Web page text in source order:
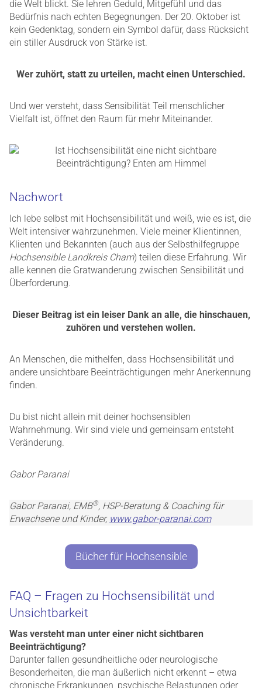
die Welt blickt. Sie lehren Geduld, Mitgefühl und das
Bedürfnis nach echten Begegnungen. Der 20. Oktober ist
kein Gedenktag, sondern ein Symbol dafür, dass Rücksicht
ein stiller Ausdruck von Stärke ist.
Wer zuhört, statt zu urteilen, macht einen Unterschied.
Und wer versteht, dass Sensibilität Teil menschlicher
Vielfalt ist, öffnet den Raum für mehr Miteinander.
Nachwort
Ich lebe selbst mit Hochsensibilität und weiß, wie es ist, die
Welt intensiver wahrzunehmen. Viele meiner Klientinnen,
Klienten und Bekannten (auch aus der Selbsthilfegruppe
Hochsensible Landkreis Cham) teilen diese Erfahrung. Wir
alle kennen die Gratwanderung zwischen Sensibilität und
Überforderung.
Dieser Beitrag ist ein leiser Dank an alle, die hinschauen,
zuhören und verstehen wollen.
An Menschen, die mithelfen, dass Hochsensibilität und
andere unsichtbare Beeinträchtigungen mehr Anerkennung
finden.
Du bist nicht allein mit deiner hochsensiblen
Wahrnehmung. Wir sind viele und gemeinsam entsteht
Veränderung.
Gabor Paranai
Gabor Paranai, EMB®, HSP-Beratung & Coaching für
Erwachsene und Kinder, www.gabor-paranai.com
Bücher für Hochsensible
FAQ – Fragen zu Hochsensibilität und
Unsichtbarkeit
Was versteht man unter einer nicht sichtbaren
Beeinträchtigung?
Darunter fallen gesundheitliche oder neurologische
Besonderheiten, die man äußerlich nicht erkennt – etwa
chronische Erkrankungen, psychische Belastungen oder